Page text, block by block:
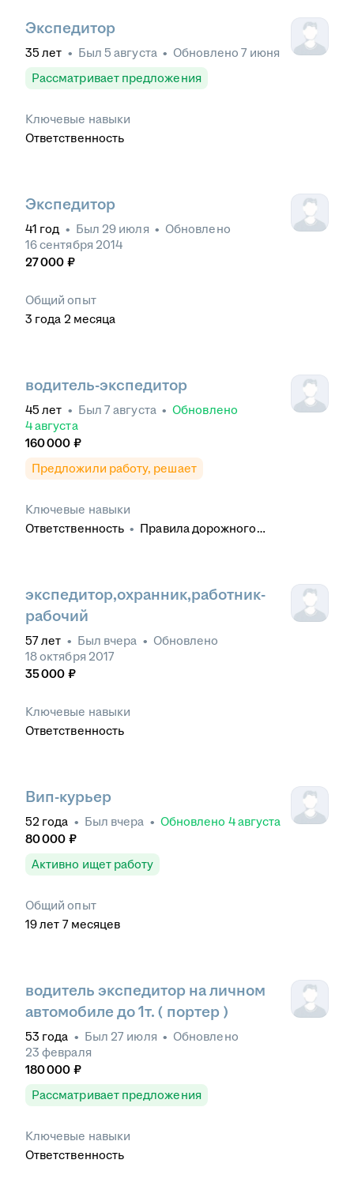
Экспедитор
35 лет • Был 5 августа • Обновлено 7 июня
Рассматривает предложения
Ключевые навыки
Ответственность
Экспедитор
41 год • Был 29 июля • Обновлено
16 сентября 2014
27 000 ₽
Общий опыт
3 года 2 месяца
водитель-экспедитор
45 лет • Был 7 августа • Обновлено
4 августа
160 000 ₽
Предложили работу, решает
Ключевые навыки
Ответственность • Правила дорожного
накладная • Эксплуатация легкового
автомобиля
• Экспедирование
доставка •
жидкостей • Междугородние перевозки
Товарно-транспортная накладная
накладная
экспедитор,охранник,работник-
рабочий
57лет • Был вчера • Обновлено
18 октября 2017
35 000 ₽
Ключевые навыки
Ответственность
Вип-курьер
52 года • Был вчера • Обновлено 4 августа
80 000 ₽
Активно ищет работу
Общий опыт
19лет 7 месяцев
водитель экспедитор на личном
автомобиле до 1т. ( портер )
53 года • Был 27 июля • Обновлено
23 февраля
180 000 ₽
Рассматривает предложения
Ключевые навыки
Ответственность